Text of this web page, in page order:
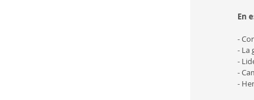
En
-
- La
-
-
-